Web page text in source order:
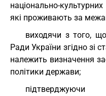
національно-
які проживають за
виходячи з того,
Ради України згідно зі
належить визначення
політики держави;
підтверджуючи